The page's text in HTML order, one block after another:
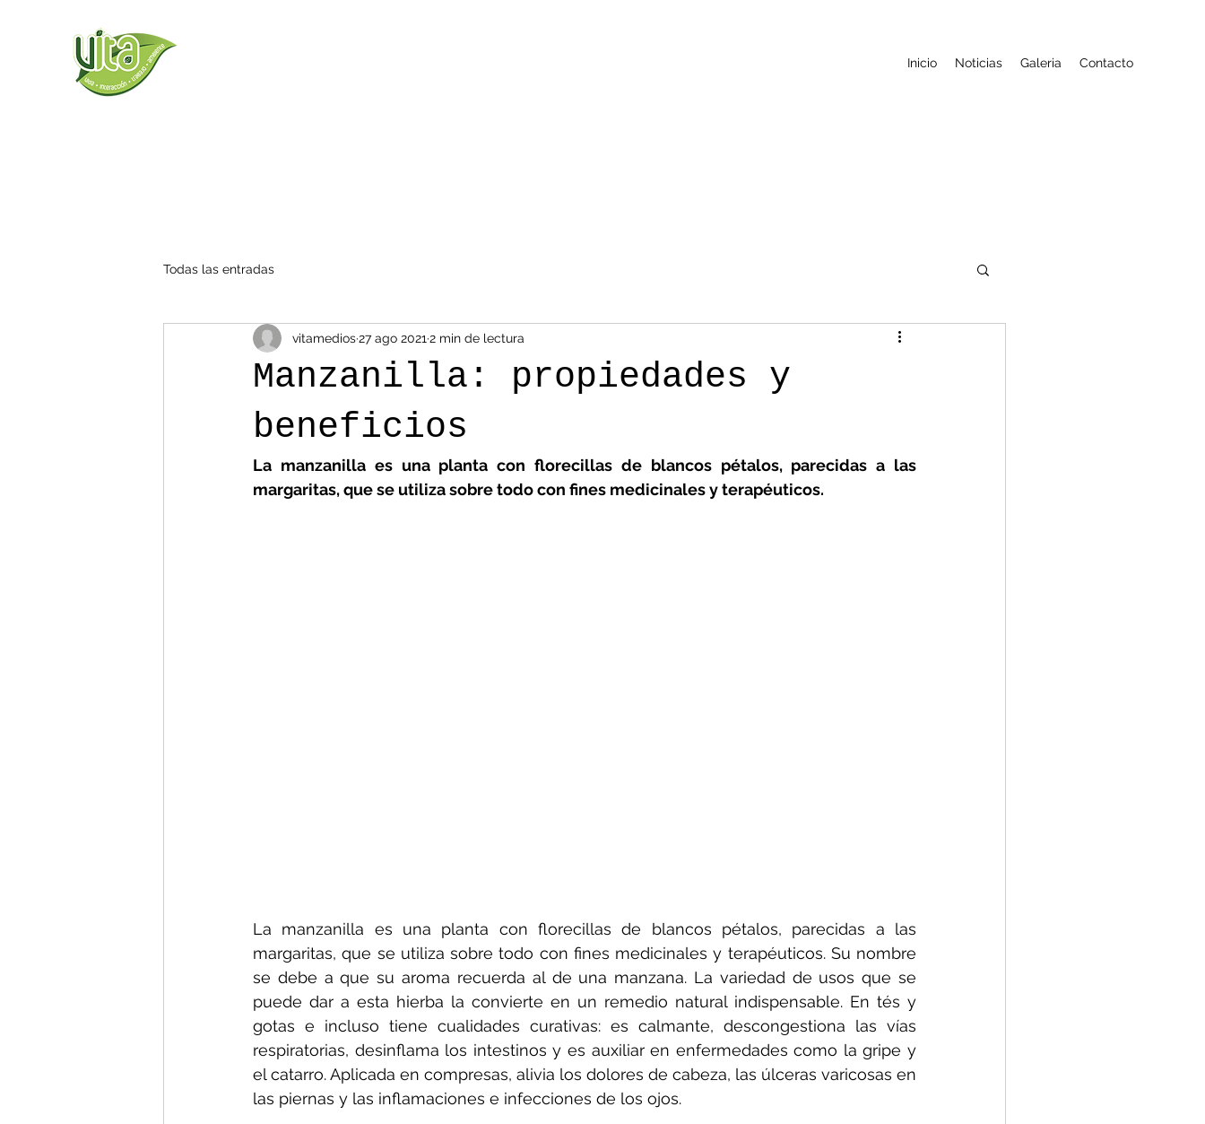
Inicio Noticias Galeria Contacto
Todas las entradas
Manzanilla: propiedades y
beneficios
vitamedios27 ago 2021 2 min de lectura
La manzanilla es una planta con florecillas de blancos pétalos, parecidas a las
margaritas, que se utiliza sobre todo con fines medicinales y terapéuticos.
La manzanilla es una planta con florecillas de blancos pétalos, parecidas a las
margaritas, que se utiliza sobre todo con fines medicinales y terapéuticos. Su nombre
se debe a que su aroma recuerda al de una manzana. La variedad de usos que se
puede dar a esta hierba la convierte en un remedio natural indispensable. En tés y
gotas e incluso tiene cualidades curativas: es calmante, descongestiona las vías
respiratorias, desinflama los intestinos y es auxiliar en enfermedades como la gripe y
el catarro. Aplicada en compresas, alivia los dolores de cabeza, las úlceras varicosas en
las piernas y las inflamaciones e infecciones de los ojos.